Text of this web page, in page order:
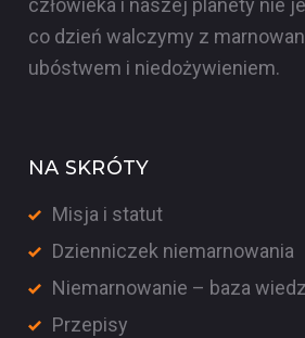
człowieka i naszej planety nie
co dzień walczymy z
ubóstwem i niedożywieniem.
NA SKRÓTY
Misja i statut
Dzienniczek niemarnowania
Niemarnowanie – baza
Przepisy